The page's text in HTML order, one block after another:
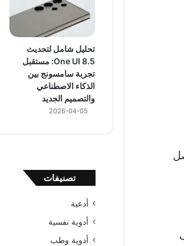
تحليل شامل لتحديث
One UI 8.5: مستقبل
تجربة سامسونج بين
الذكاء الاصطناعي
والتصميم الجديد
2026-04-05
تصنيفات
أدعية
أدوية نفسية
أدوية وطب